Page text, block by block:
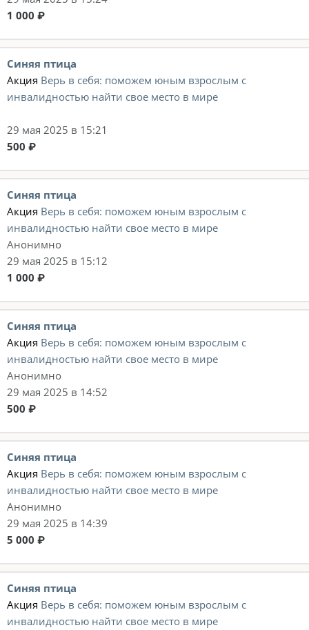
1 000 ₽
Синяя птица
Акция Верь в себя: поможем юным взрослым с
инвалидностью найти свое место в мире
29 мая 2025 в 15:21
500 ₽
Синяя птица
Акция Верь в себя: поможем юным взрослым с
инвалидностью найти свое место в мире
Анонимно
29 мая 2025 в 15:12
1 000 ₽
Синяя птица
Акция Верь в себя: поможем юным взрослым с
инвалидностью найти свое место в мире
Анонимно
29 мая 2025 в 14:52
500 ₽
Синяя птица
Акция Верь в себя: поможем юным взрослым с
инвалидностью найти свое место в мире
Анонимно
29 мая 2025 в 14:39
5 000 ₽
Синяя птица
Акция Верь в себя: поможем юным взрослым с
инвалидностью найти свое место в мире